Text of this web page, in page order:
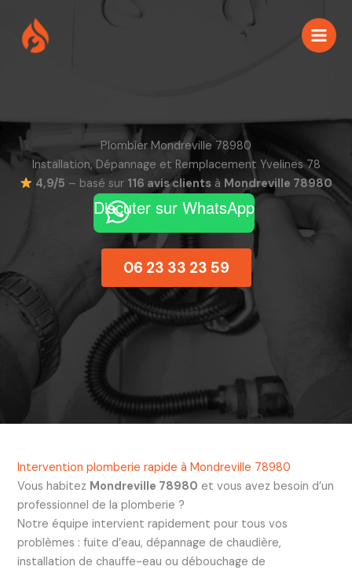
contenu
Plombier Mondreville 78980
Installation, Dépannage et Remplacement Yvelines 78
4,9/5 – basé sur 116 avis clients à Mondreville 78980
Discuter sur WhatsApp
06 23 33 23 59
Intervention plomberie rapide à Mondreville 78980
Vous habitez Mondreville 78980 et vous avez besoin d’un
professionnel de la plomberie ?
Notre équipe intervient rapidement pour tous vos
problèmes : fuite d’eau, dépannage de chaudière,
installation de chauffe-eau ou débouchage de